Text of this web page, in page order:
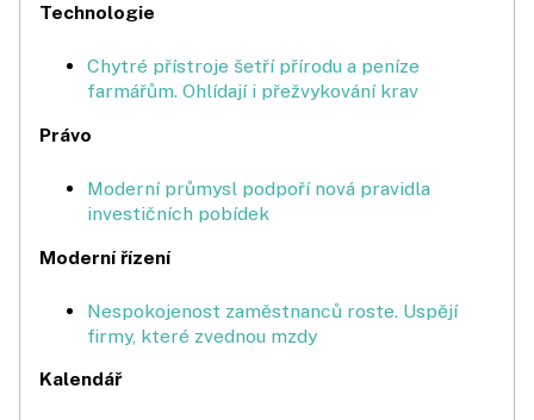
Technologie
Chytré přístroje šetří přírodu a pe­níze
farmářům. Ohlídají i přežvykování krav
Právo
Moderní průmysl podpoří nová pravidla
investičních pobídek
Moderní řízení
Nespokojenost zaměstnanců roste. Uspějí
firmy, které zvednou mzdy
Kalendář